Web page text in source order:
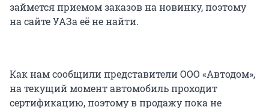
займется приемом заказов на новинку, поэтому
на сайте УАЗа её не найти.
Как нам сообщили представители ООО «Автодом»,
на текущий момент автомобиль проходит
сертификацию, поэтому в продажу пока не